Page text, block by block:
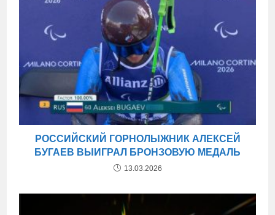
РОССИЙСКИЙ ГОРНОЛЫЖНИК АЛЕКСЕЙ
БУГАЕВ ВЫИГРАЛ БРОНЗОВУЮ МЕДАЛЬ
13.03.2026